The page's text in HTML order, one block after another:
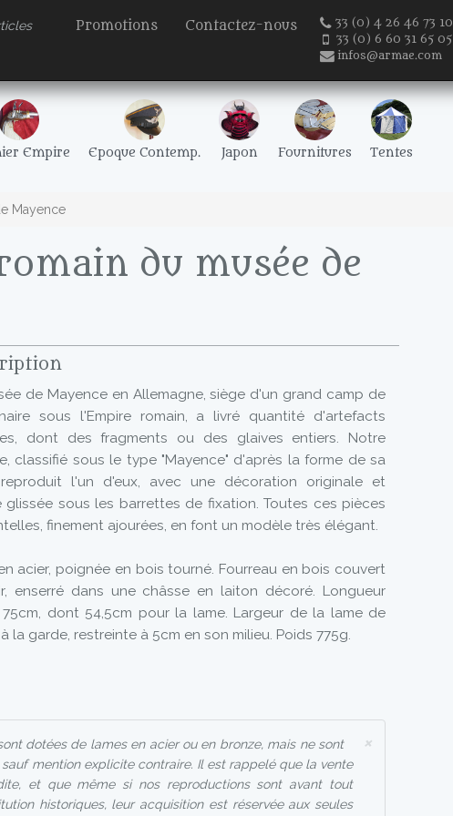
Promotions Contactez-nous
33 (0) 4 26 46 73 10
33 (0) 6 60 31 65 05
infos@armae.com
Empire Epoque Contemp. Japon Fournitures Tentes
Mayence
du musée de
de Mayence en Allemagne, siège d'un grand camp de
sous l'Empire romain, a livré quantité d'artefacts
dont des fragments ou des glaives entiers. Notre
classifié sous le type "Mayence" d'après la forme de sa
l'un d'eux, avec une décoration originale et
glissée sous les barrettes de fixation. Toutes ces pièces
finement ajourées, en font un modèle très élégant.
acier, poignée en bois tourné. Fourreau en bois couvert
enserré dans une châsse en laiton décoré. Longueur
dont 54,5cm pour la lame. Largeur de la lame de
la garde, restreinte à 5cm en son milieu. Poids 775g.
×
dotées de lames en acier ou en bronze, mais ne sont
mention explicite contraire. Il est rappelé que la vente
et que même si nos reproductions sont avant tout
historiques, leur acquisition est réservée aux seules